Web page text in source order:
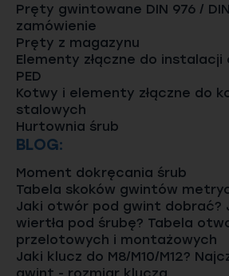
Pręty gwintowane DIN 976 /
zamówienie
Pręty z magazynu
Elementy złączne do instalacji
PED
Kotwy i elementy złączne do
stalowych
Hurtownia śrub
BLOG:
Moment dokręcania śrub
Tabela skoków gwintów
Jaki otwór pod gwint dobrać?
wiertła pod śrubę? Tabela
przelotowych i montażowych
Jaki klucz do M8/M10/M12?
gwint - rozmiar klucza